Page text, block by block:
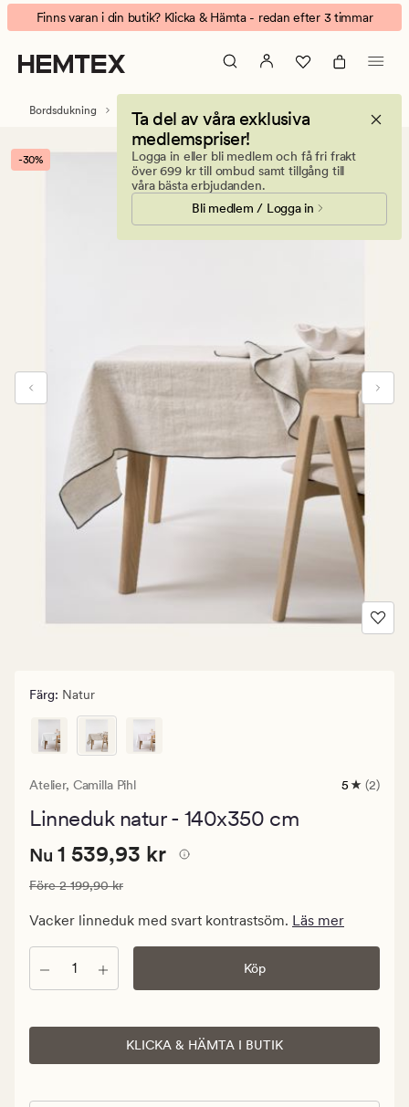
Atelier
linneduk
natur
Animerad
banner.
Klicka
på
att
pausa.
Finns varan i din butik? Klicka & Hämta - redan efter 3 timmar
Ta del av våra exklusiva
medlemspriser!
Logga in eller bli medlem och få fri frakt
över 699 kr till ombud samt tillgång till
våra bästa erbjudanden.
Bli medlem / Logga in
Bordsdukning Dukar Linnedukar
-30%
Färg: Natur
Atelier, Camilla Pihl
2
5 (2)
Linneduk natur - 140x350 cm
Nuvarande
1
539,93
199,90
Nuvarande pris 1 539,93 kr
Nu 1 539,93 kr
Ordinarie pris 2 199,90 kr
Före2 199,90 kr
Vacker linneduk med svart kontrastsöm. Läs mer
Antal Köp
KLICKA & HÄMTA I BUTIK